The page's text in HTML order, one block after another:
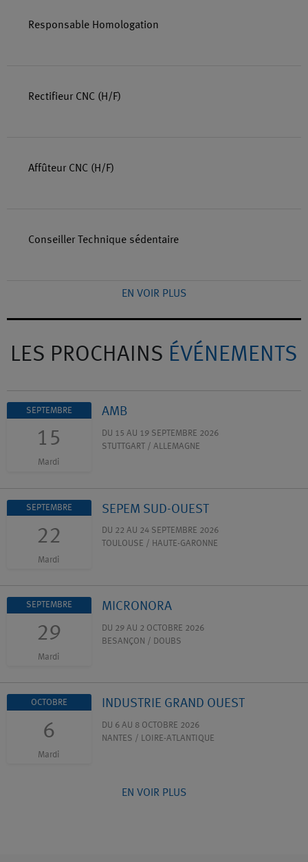
Responsable Homologation
Rectifieur CNC (H/F)
Affûteur CNC (H/F)
Conseiller Technique sédentaire
EN VOIR PLUS
LES PROCHAINS ÉVÉNEMENTS
SEPTEMBRE
15
Mardi
AMB
DU 15 AU 19 SEPTEMBRE 2026
STUTTGART / ALLEMAGNE
SEPTEMBRE
22
Mardi
SEPEM SUD-OUEST
DU 22 AU 24 SEPTEMBRE 2026
TOULOUSE / HAUTE-GARONNE
SEPTEMBRE
29
Mardi
MICRONORA
DU 29 AU 2 OCTOBRE 2026
BESANÇON / DOUBS
OCTOBRE
6
Mardi
INDUSTRIE GRAND OUEST
DU 6 AU 8 OCTOBRE 2026
NANTES / LOIRE-ATLANTIQUE
EN VOIR PLUS